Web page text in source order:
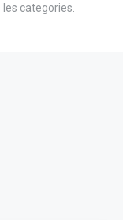
categories.